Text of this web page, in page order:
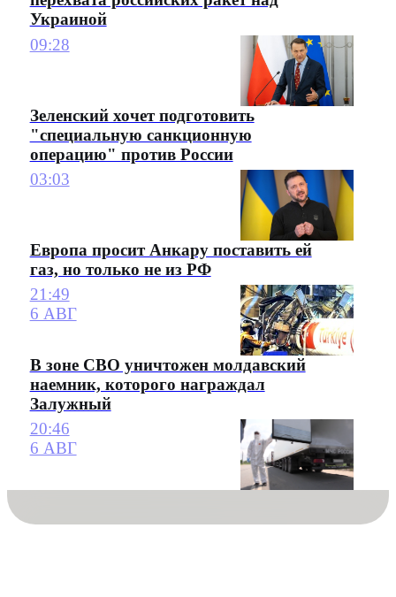
Украиной
09:28
Зеленский хочет подготовить
"специальную санкционную
операцию" против России
03:03
Европа просит Анкару поставить ей
газ, но только не из РФ
21:49
6 АВГ
В зоне СВО уничтожен молдавский
наемник, которого награждал
Залужный
20:46
6 АВГ